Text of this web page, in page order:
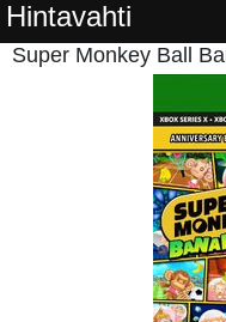
Hintavahti
Super Monkey Ball